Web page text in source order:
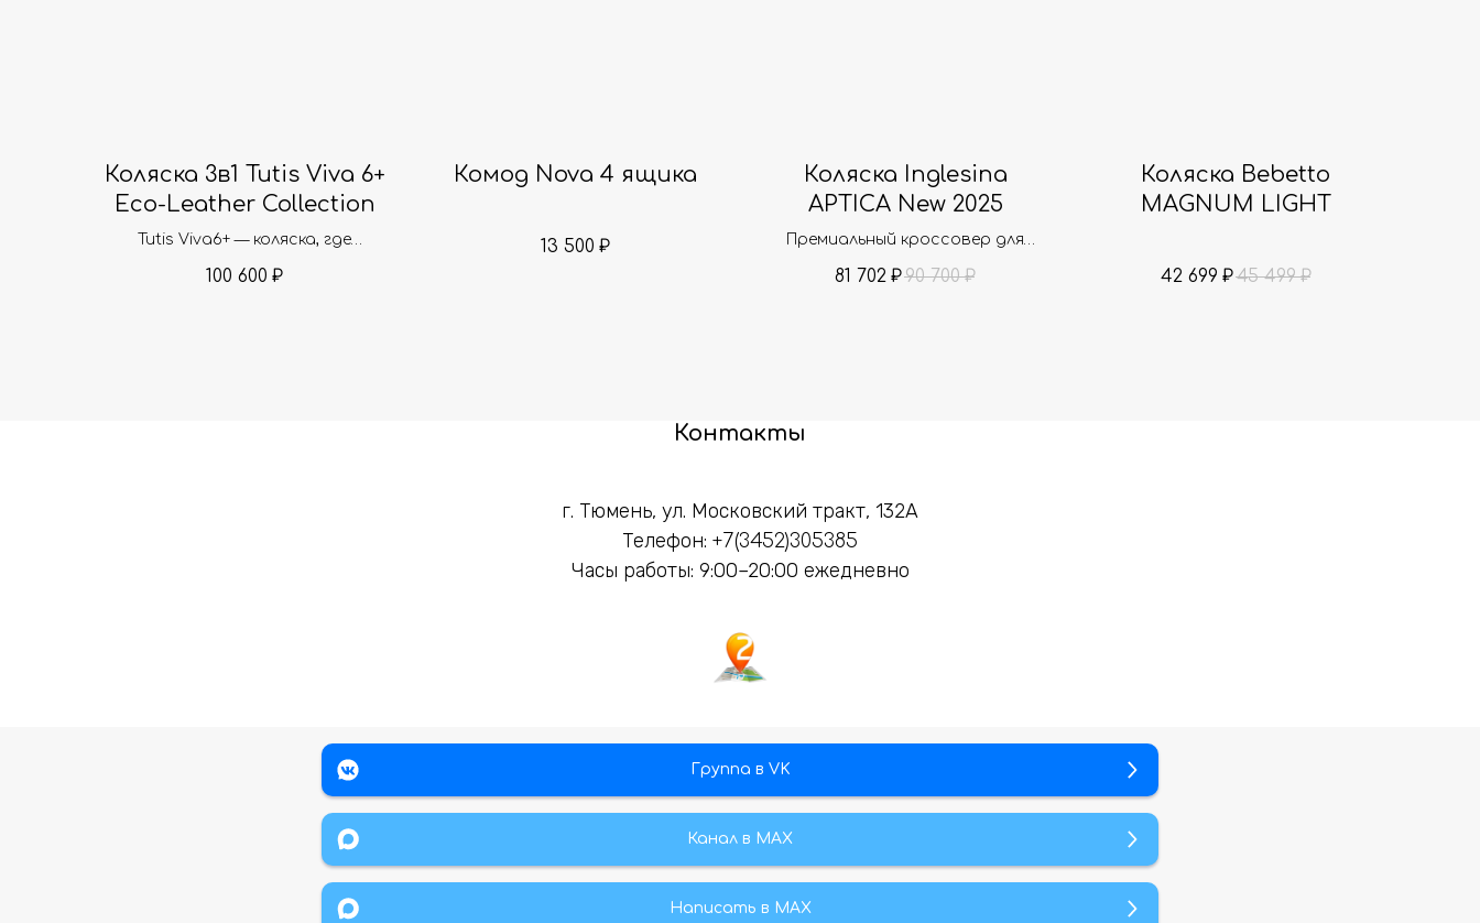
Коляска 3в1 Tutis Viva 6+
Eco-Leather Collection
Tutis Viva6+ — коляска, где
духом приключений
100 600 ₽
Комод Nova 4 ящика
13 500 ₽
Коляска Inglesina
APTICA New 2025
Премиальный кроссовер для
Коляска Inglesina Aptica с
81 702 ₽90 700 ₽
Коляска Bebetto
MAGNUM LIGHT
42 699 ₽45 499 ₽
Контакты
г. Тюмень, ул. Московский тракт, 132А
Телефон: +7(3452)305385
Часы работы: 9:00–20:00 ежедневно
Группа в VK
Канал в МАХ
Написать в MAX